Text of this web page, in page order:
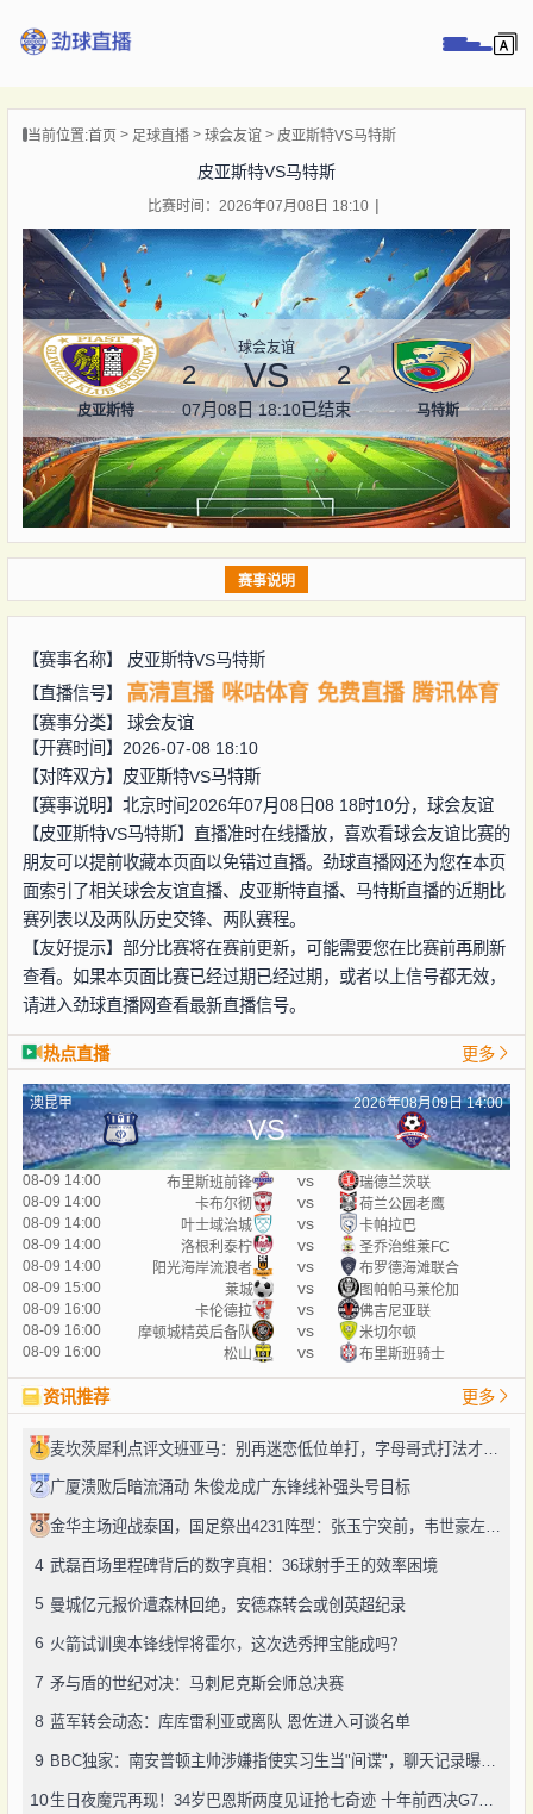
播
闻
当前位置:首页 足球直播 球会友谊 皮亚斯特VS马特斯
皮亚斯特VS马特斯
比赛时间：2026年07月08日 18:10
皮亚斯特
球会友谊
2 VS 2
07月08日 18:10已结束 马特斯
赛事说明
【赛事名称】 皮亚斯特VS马特斯
【直播信号】
高清直播 咪咕体育 免费直播 腾讯体育
【赛事分类】 球会友谊
【开赛时间】2026-07-08 18:10
【对阵双方】 皮亚斯特VS马特斯
【赛事说明】北京时间2026年07月08日08 18时10分，球会友谊
【皮亚斯特VS马特斯】直播准时在线播放，喜欢看球会友谊比赛的
朋友可以提前收藏本页面以免错过直播。劲球直播网还为您在本页
面索引了相关球会友谊直播、皮亚斯特直播、马特斯直播的近期比
赛列表以及两队历史交锋、两队赛程。
【友好提示】部分比赛将在赛前更新，可能需要您在比赛前再刷新
查看。如果本页面比赛已经过期已经过期，或者以上信号都无效，
请进入劲球直播网查看最新直播信号。
热点直播 更多
澳昆甲 2026年08月09日 14:00
VS
08-09 14:00 布里斯班前锋 vs
瑞德兰茨联
08-09 14:00
卡布尔彻 vs
荷兰公园老鹰
08-09 14:00
叶士域治城 vs
卡帕拉巴
08-09 14:00
洛根利泰柠 vs
圣乔治维莱FC
08-09 14:00
阳光海岸流浪者 vs
布罗德海滩联合
08-09 15:00
莱城 vs
图帕帕马莱伦加
08-09 16:00
卡伦德拉 vs
佛吉尼亚联
08-09 16:00
摩顿城精英后备队 vs
米切尔顿
08-09 16:00
松山 vs 布里斯班骑士
资讯推荐 更多
1 麦坎茨犀利点评文班亚马：别再迷恋低位单打，字母哥式打法才是未来
2 广厦溃败后暗流涌动 朱俊龙成广东锋线补强头号目标
3 金华主场迎战泰国，国足祭出4231阵型：张玉宁突前，韦世豪左路驰骋
4 武磊百场里程碑背后的数字真相：36球射手王的效率困境
5 曼城亿元报价遭森林回绝，安德森转会或创英超纪录
6 火箭试训奥本锋线悍将霍尔，这次选秀押宝能成吗？
7 矛与盾的世纪对决：马刺尼克斯会师总决赛
8 蓝军转会动态：库库雷利亚或离队 恩佐进入可谈名单
9 BBC独家：南安普顿主帅涉嫌指使实习生当"间谍"，聊天记录曝光引轩然大波
10 生日夜魔咒再现！34岁巴恩斯两度见证抢七奇迹 十年前西决G7也曾送雷霆回家